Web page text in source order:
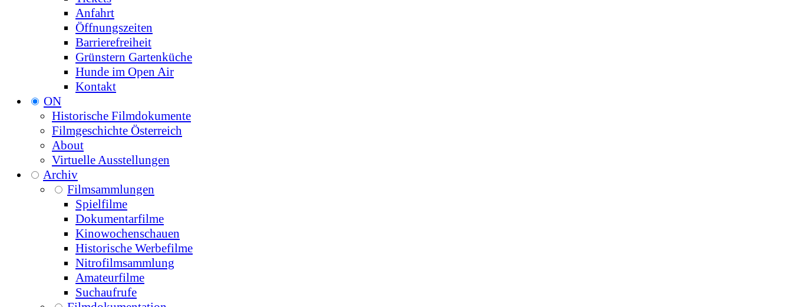
Anfahrt
Öffnungszeiten
Barrierefreiheit
Grünstern Gartenküche
Hunde im Open Air
Kontakt
ON
Historische Filmdokumente
Filmgeschichte Österreich
About
Virtuelle Ausstellungen
Archiv
Filmsammlungen
Spielfilme
Dokumentarfilme
Kinowochenschauen
Historische Werbefilme
Nitrofilmsammlung
Amateurfilme
Suchaufrufe